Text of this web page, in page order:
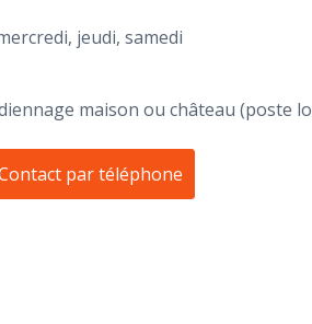
jeudi, samedi
maison ou château (poste
par téléphone